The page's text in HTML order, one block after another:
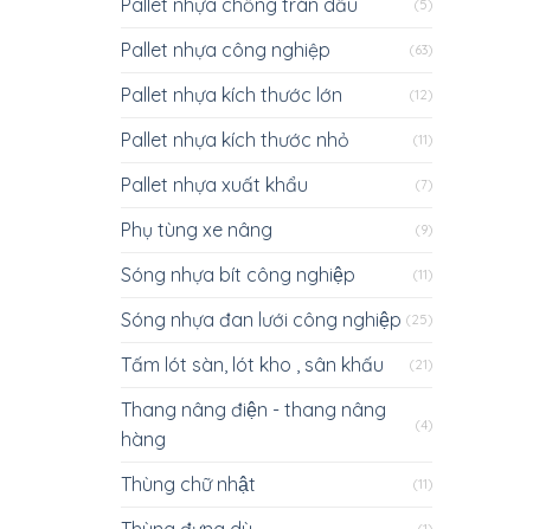
Pallet nhựa chống tràn dầu (5)
Pallet nhựa công nghiệp (63)
Pallet nhựa kích thước lớn (12)
Pallet nhựa kích thước nhỏ (11)
Pallet nhựa xuất khẩu (7)
Phụ tùng xe nâng (9)
Sóng nhựa bít công nghiệp (11)
Sóng nhựa đan lưới công nghiệp (25)
Tấm lót sàn, lót kho , sân khấu (21)
Thang nâng điện - thang nâng
hàng
(4)
Thùng chữ nhật (11)